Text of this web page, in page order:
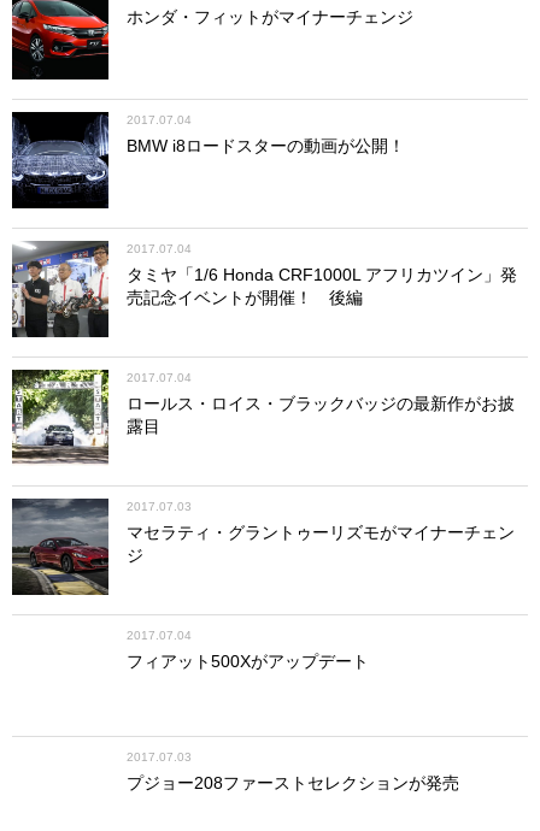
ホンダ・フィットがマイナーチェンジ
2017.07.04
BMW i8ロードスターの動画が公開！
2017.07.04
タミヤ「1/6 Honda CRF1000L アフリカツイン」発
売記念イベントが開催！ 後編
2017.07.04
ロールス・ロイス・ブラックバッジの最新作がお披
露目
2017.07.03
マセラティ・グラントゥーリズモがマイナーチェン
ジ
2017.07.04
フィアット500Xがアップデート
2017.07.03
プジョー208ファーストセレクションが発売